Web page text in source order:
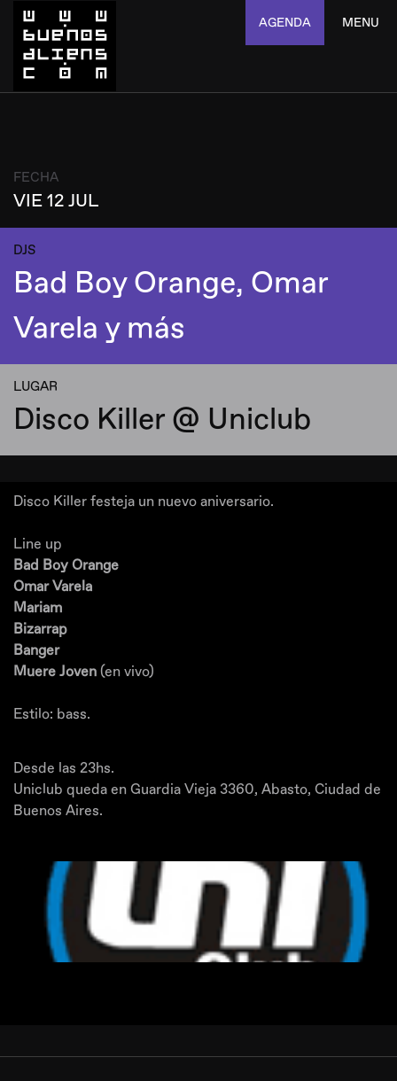
AGENDA MENU
FECHA
VIE 12 JUL
DJS
Bad Boy Orange, Omar
Varela y más
LUGAR
Disco Killer @ Uniclub
Disco Killer festeja un nuevo aniversario.
Line up
Bad Boy Orange
Omar Varela
Mariam
Bizarrap
Banger
Muere Joven (en vivo)
Estilo: bass.
Desde las 23hs.
Uniclub queda en Guardia Vieja 3360, Abasto, Ciudad de
Buenos Aires.